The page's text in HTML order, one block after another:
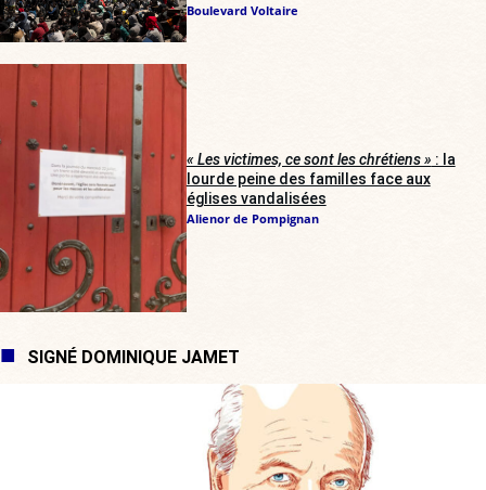
Boulevard Voltaire
« Les victimes, ce sont les chrétiens » : la
lourde peine des familles face aux
églises vandalisées
Alienor de Pompignan
SIGNÉ DOMINIQUE JAMET